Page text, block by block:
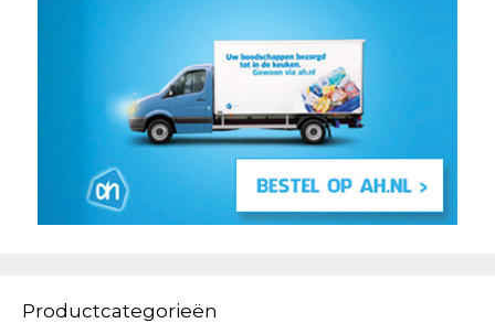
Productcategorieën